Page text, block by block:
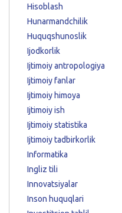
Hisoblash
Hunarmandchilik
Huquqshunoslik
Ijodkorlik
Ijtimoiy antropologiya
Ijtimoiy fanlar
Ijtimoiy himoya
Ijtimoiy ish
Ijtimoiy statistika
Ijtimoiy tadbirkorlik
Informatika
Ingliz tili
Innovatsiyalar
Inson huquqlari